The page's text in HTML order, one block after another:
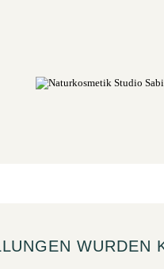
WURDEN